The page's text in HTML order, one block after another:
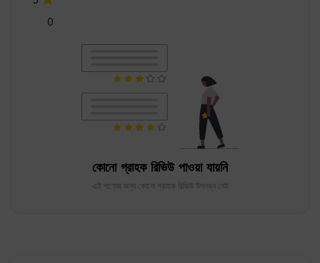
0
কোনো গ্রাহক রিভিউ পাওয়া যায়নি
এই পণ্যের জন্য কোনো গ্রাহক রিভিউ উপলব্ধ নেই